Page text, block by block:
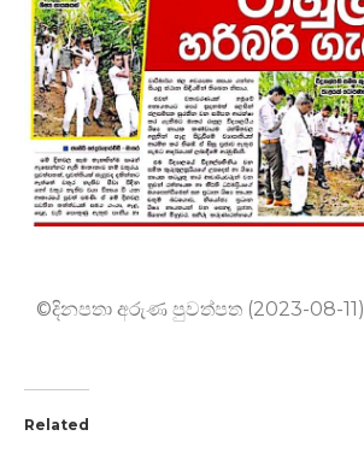
©දිනපතා අරුණ පුවත්පත (2023-08-11)
Related